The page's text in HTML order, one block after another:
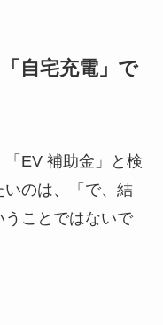
自宅充電」で
EV 補助金」と検
のは、「で、結
うことではないで